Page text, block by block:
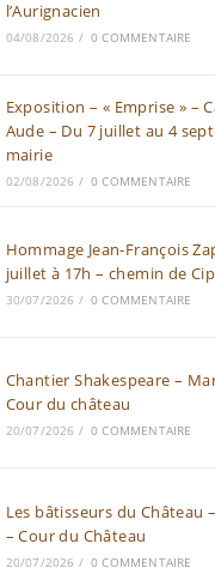
l’Aurignacien
04/08/2026 / 0 COMMENTAIRE
Exposition – « Emprise » –
Aude – Du 7 juillet au 4
mairie
02/08/2026 / 0 COMMENTAIRE
Hommage Jean-François
juillet à 17h – chemin de
30/07/2026 / 0 COMMENTAIRE
Chantier Shakespeare –
Cour du château
20/07/2026 / 0 COMMENTAIRE
Les bâtisseurs du Château
– Cour du Château
20/07/2026 / 0 COMMENTAIRE